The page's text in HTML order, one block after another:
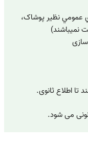
عمومي نظير پوشاک،
نميباشند)
تا اطلاع ثانوی.
می شود.